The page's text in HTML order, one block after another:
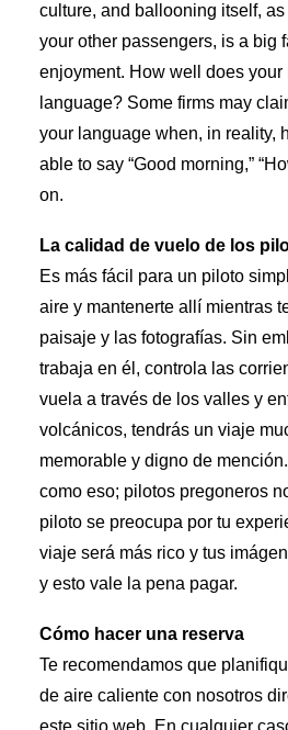
culture, and ballooning itself,
your other passengers, is a big
enjoyment. How well does your
language? Some firms may
your language when, in reality,
able to say “Good morning,”
on.
La calidad de vuelo de los
Es más fácil para un piloto
aire y mantenerte allí mientras
paisaje y las fotografías. Sin
trabaja en él, controla las
vuela a través de los valles y
volcánicos, tendrás un viaje
memorable y digno de
como eso; pilotos pregoneros
piloto se preocupa por tu
viaje será más rico y tus
y esto vale la pena pagar.
Cómo hacer una reserva
Te recomendamos que
de aire caliente con nosotros
este sitio web. En cualquier